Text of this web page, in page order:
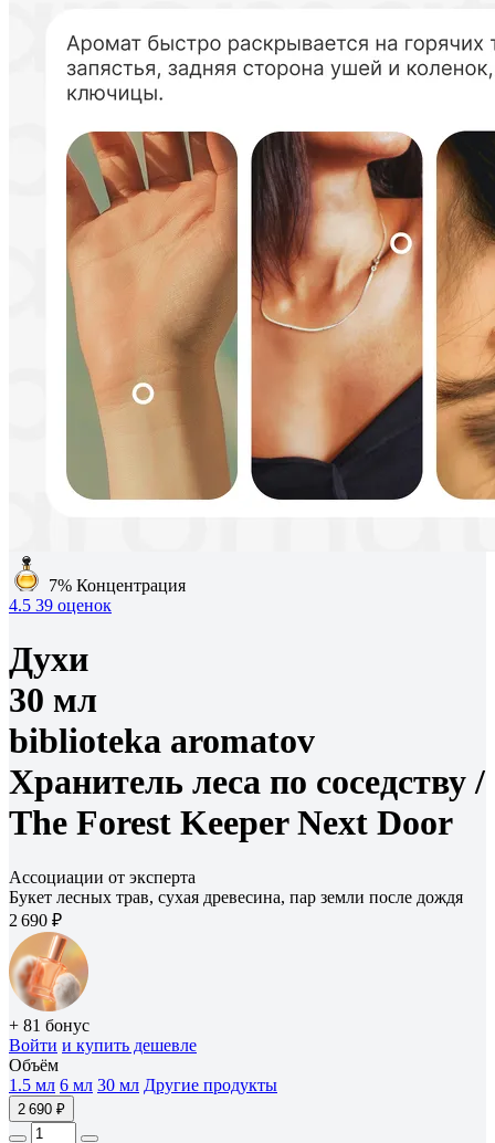
7% Концентрация
4.5 39 оценок
Духи
30 мл
biblioteka aromatov
Хранитель леса по соседству /
The Forest Keeper Next Door
Ассоциации от эксперта
Букет лесных трав, сухая древесина, пар земли после дождя
2 690 ₽
+ 81 бонус
Войти и купить дешевле
Объём
1.5 мл 6 мл 30 мл Другие продукты
2 690 ₽